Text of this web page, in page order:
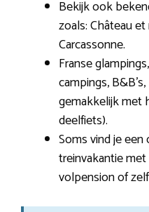
Bekijk ook
zoals: Château
Carcassonne.
Franse
campings,
gemakkelijk met
deelfiets).
Soms vind je
treinvakantie
volpension of